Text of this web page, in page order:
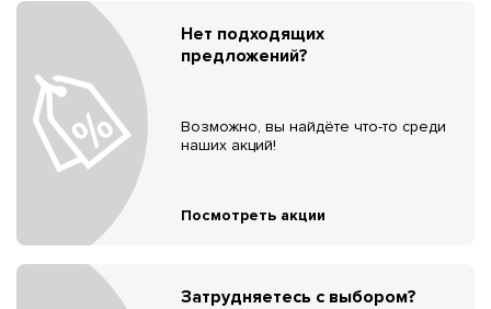
Нет подходящих
предложений?
Возможно, вы найдёте что-то среди
наших акций!
Посмотреть акции
Затрудняетесь с выбором?